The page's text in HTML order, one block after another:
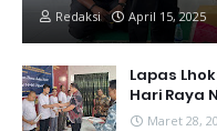
Redaksi April 15, 2025
Lapas
Hari Raya
Maret 28,